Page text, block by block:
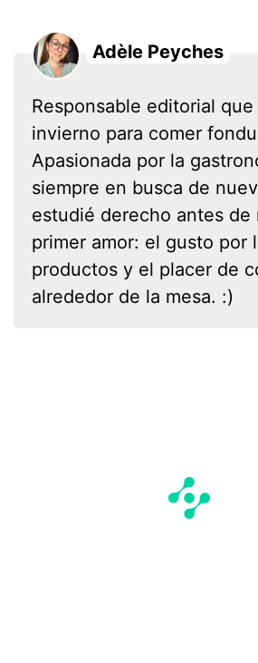
Adèle Peyches
Responsable editorial que
invierno para comer
Apasionada por la
siempre en busca de
estudié derecho antes de
primer amor: el gusto por
productos y el placer de
alrededor de la mesa. :)